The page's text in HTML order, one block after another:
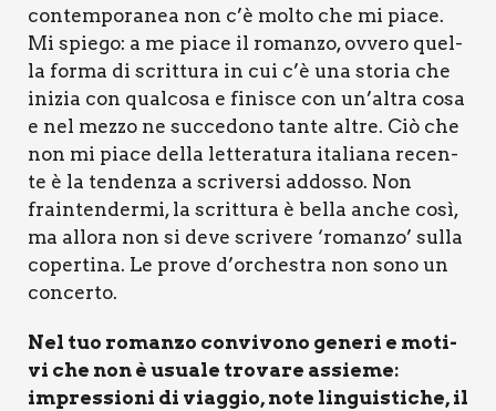
con­tem­po­ra­nea non c’è mol­to che mi pia­ce.
Mi spie­go: a me pia­ce il roman­zo, ovve­ro quel­
la for­ma di scrit­tu­ra in cui c’è una sto­ria che
ini­zia con qual­co­sa e fini­sce con un’altra cosa
e nel mez­zo ne suc­ce­do­no tan­te altre. Ciò che
non mi pia­ce del­la let­te­ra­tu­ra ita­lia­na recen­
te è la ten­den­za a scri­ver­si addos­so. Non
frain­ten­der­mi, la scrit­tu­ra è bel­la anche così,
ma allo­ra non si deve scri­ve­re ‘roman­zo’ sul­la
coper­ti­na. Le pro­ve d’orchestra non sono un
con­cer­to.
Nel tuo roman­zo con­vi­vo­no gene­ri e moti­
vi che non è usua­le tro­va­re assie­me:
impres­sio­ni di viag­gio, note lin­gui­sti­che, il